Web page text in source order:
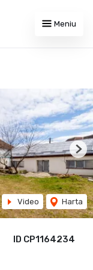
Meniu
ID CP1164234
Video Harta